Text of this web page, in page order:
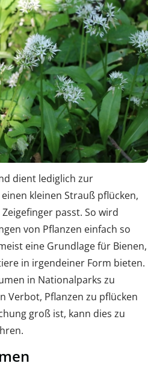
dient lediglich zur
kleinen Strauß pflücken,
passt. So wird
von Pflanzen einfach so
eine Grundlage für Bienen,
in irgendeiner Form bieten.
in Nationalparks zu
Verbot, Pflanzen zu pflücken
groß ist, kann dies zu